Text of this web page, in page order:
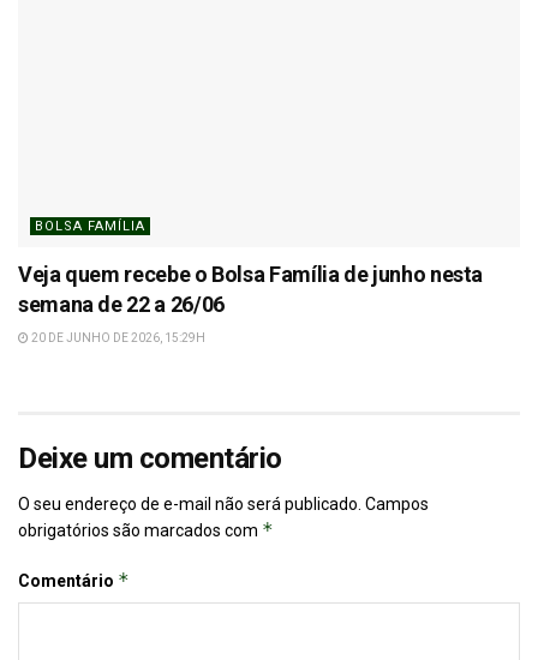
BOLSA FAMÍLIA
Veja quem recebe o Bolsa Família de junho nesta
semana de 22 a 26/06
20 DE JUNHO DE 2026, 15:29H
Deixe um comentário
O seu endereço de e-mail não será publicado. Campos
obrigatórios são marcados com *
Comentário *